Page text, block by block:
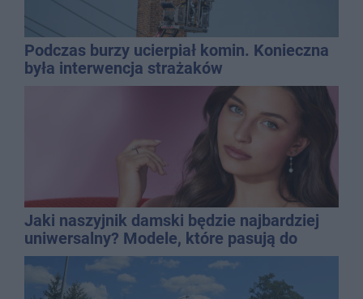
Podczas burzy ucierpiał komin. Konieczna
była interwencja strażaków
Jaki naszyjnik damski będzie najbardziej
uniwersalny? Modele, które pasują do
wielu stylizacji